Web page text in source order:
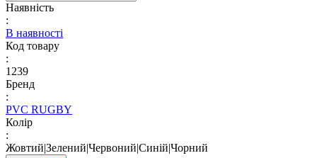
Наявність
:
В наявності
Код товару
:
1239
Бренд
:
PVC RUGBY
Колір
:
Жовтий|Зелений|Червоний|Синій|Чорний